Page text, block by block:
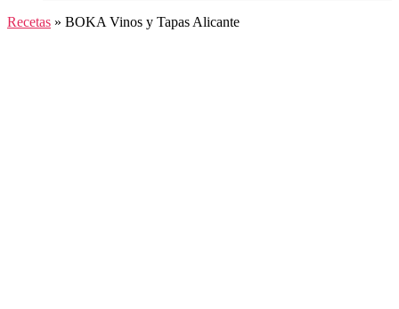
Recetas » BOKA Vinos y Tapas Alicante